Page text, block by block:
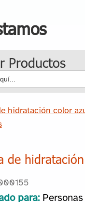
Productos
de hidratación
para: Personas